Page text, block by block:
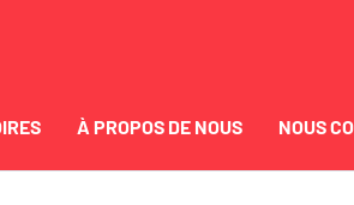
À PROPOS DE NOUS NOUS